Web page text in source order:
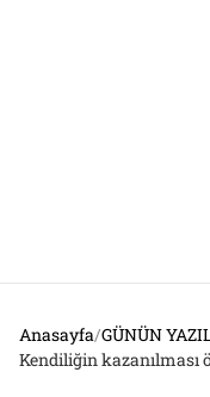
Anasayfa/GÜNÜN
Kendiliğin kazanılması